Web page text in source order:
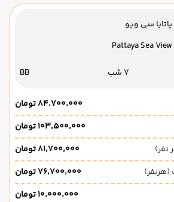
پاتایا سی ویو
Pattaya Sea View
7 شب BB
۸۴٬۷۰۰٬۰۰۰ تومان
۱۰۳٬۵۰۰٬۰۰۰ تومان
نفر)
۸۱٬۷۰۰٬۰۰۰ تومان
۷۶٬۷۰۰٬۰۰۰ تومان
۱۰٬۰۰۰٬۰۰۰ تومان